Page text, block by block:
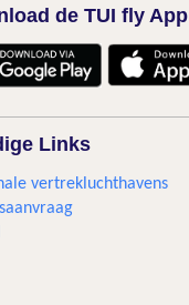
de TUI fly App
Links
vertrekluchthavens